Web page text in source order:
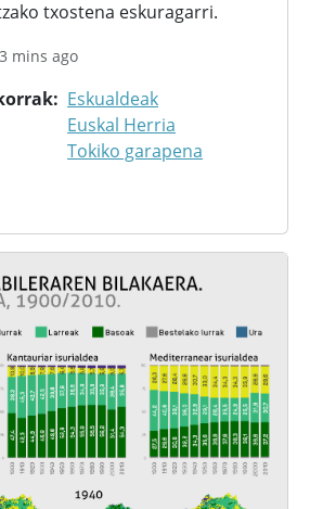
txostena eskuragarri.
mins ago
Eskualdeak
Euskal Herria
Tokiko garapena